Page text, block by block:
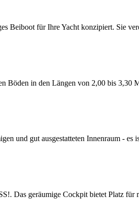
für Ihre Yacht konzipiert. Sie
Böden in den Längen von 2,00 bis 3,30
und gut ausgestatteten Innenraum - es
Das geräumige Cockpit bietet Platz für